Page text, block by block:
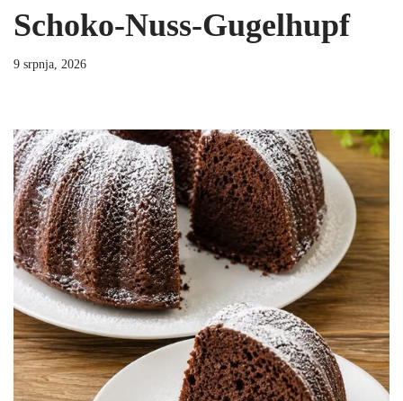
Schoko-Nuss-Gugelhupf
9 srpnja, 2026